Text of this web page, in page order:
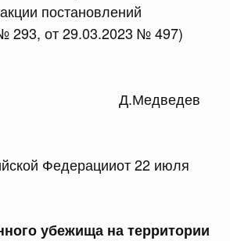
постановлений
293, от 29.03.2023 № 497)
Федерации Д.Медведев
Федерацииот 22 июля
убежища на территории
2021
г.